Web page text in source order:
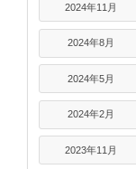
2024年11月
2024年8月
2024年5月
2024年2月
2023年11月